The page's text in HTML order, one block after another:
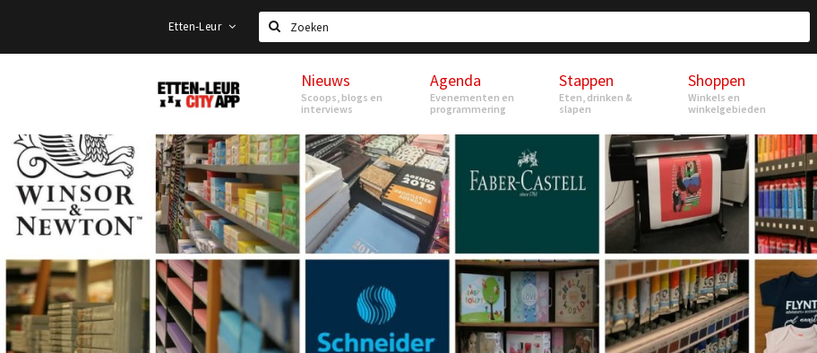
Etten-Leur
Zoeken
Etten-
Leur
Nieuws
Scoops, blogs en
interviews
Agenda
Evenementen en
programmering
Stappen
Eten, drinken &
slapen
Shoppen
Winkels en
winkelgebieden